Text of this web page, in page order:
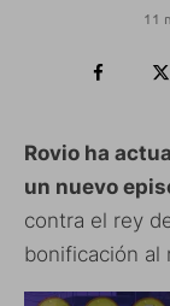
11
Rovio ha
un nuevo
contra el rey
bonificación al